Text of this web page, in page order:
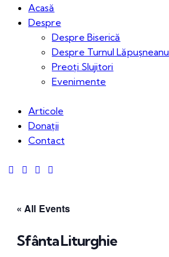
Acasă
Despre
Despre Biserică
Despre Turnul Lăpușneanu
Preoți Slujitori
Evenimente
Articole
Donații
Contact
« All Events
Sfânta Liturghie